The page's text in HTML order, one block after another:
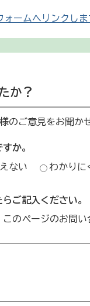
ームへリンクしま
か？
のご意見をお聞か
か。
ない わかりに
ご記入ください。
のページのお問